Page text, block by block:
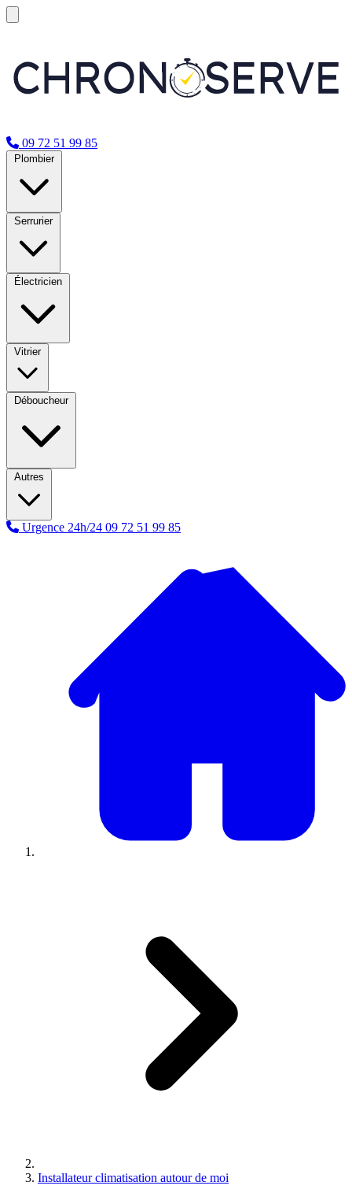
09 72 51 99 85
Plombier
Serrurier
Électricien
Vitrier
Déboucheur
Autres
Urgence 24h/24 09 72 51 99 85
Installateur climatisation autour de moi